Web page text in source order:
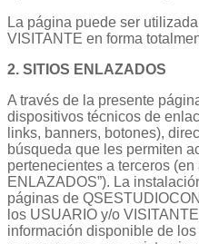
La página puede ser
VISITANTE en forma
2. SITIOS ENLAZADOS
A través de la presente
dispositivos técnicos de
links, banners, botones),
búsqueda que les permiten
pertenecientes a terceros (en
ENLAZADOS”). La
páginas de
los USUARIO y/o
información disponible de